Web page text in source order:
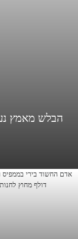
הבלש מאמץ